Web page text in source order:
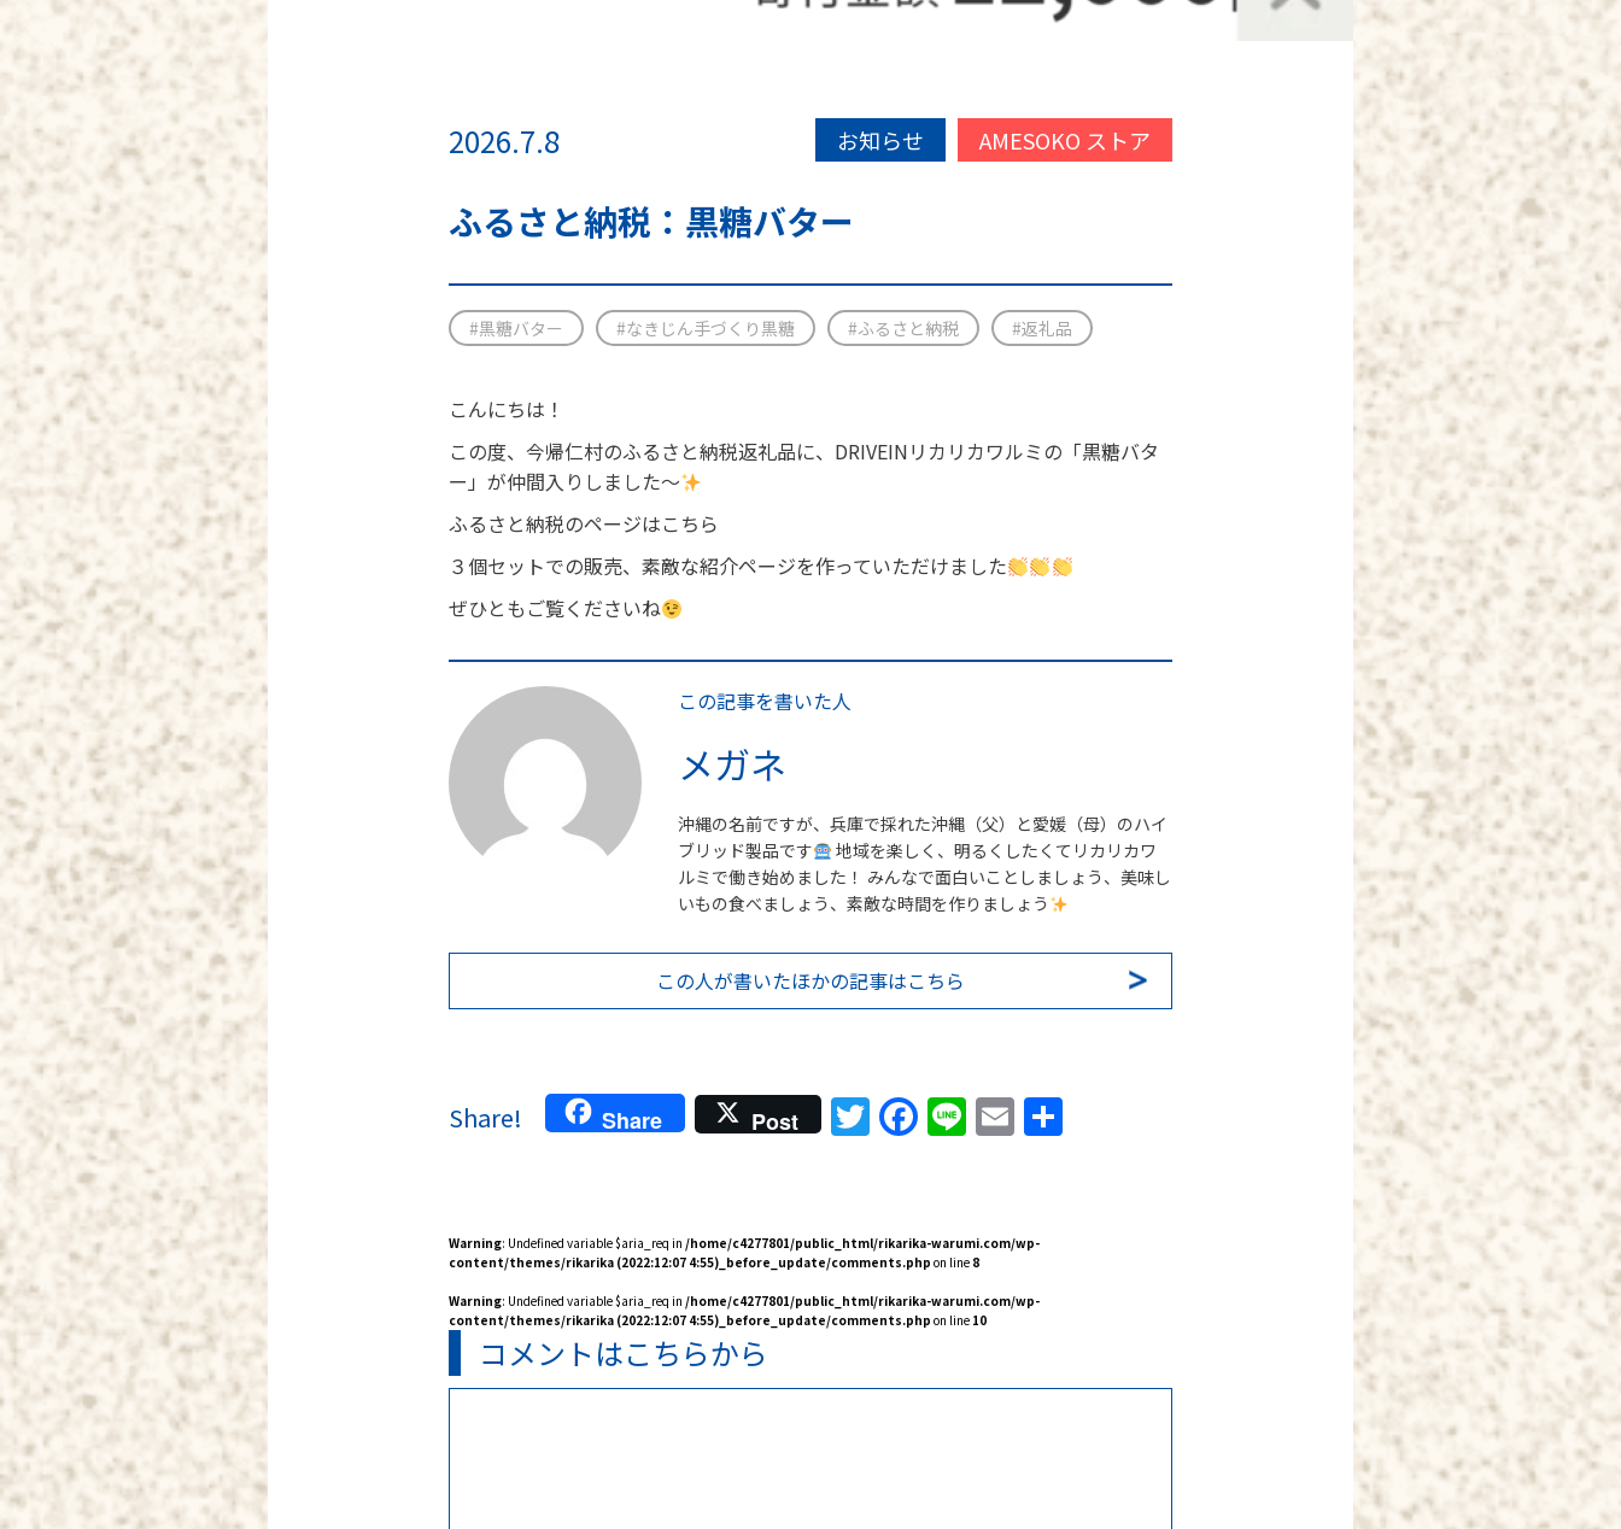
2026.7.8 お知らせ AMESOKO ストア
ふるさと納税：黒糖バター
#黒糖バター #なきじん手づくり黒糖 #ふるさと納税 #返礼品
こんにちは！
この度、今帰仁村のふるさと納税返礼品に、DRIVEINリカリカワルミの「黒糖バタ
ー」が仲間入りしました〜
ふるさと納税のページはこちら
３個セットでの販売、素敵な紹介ページを作っていただけました
ぜひともご覧くださいね
この記事を書いた人
メガネ
沖縄の名前ですが、兵庫で採れた沖縄（父）と愛媛（母）のハイ
ブリッド製品です
地域を楽しく、明るくしたくてリカリカワ
ルミで働き始めました！ みんなで面白いことしましょう、美味し
いもの食べましょう、素敵な時間を作りましょう
この人が書いたほかの記事はこちら
Share! Share Post Twitter
Facebook
LineEmail
Warning: Undefined variable $aria_req in /home/c4277801/public_html/rikarika-warumi.com/wp-
content/themes/rikarika (2022:12:07 4:55)_before_update/comments.php on line 8
Warning: Undefined variable $aria_req in /home/c4277801/public_html/rikarika-warumi.com/wp-
content/themes/rikarika (2022:12:07 4:55)_before_update/comments.php on line 10
コメントはこちらから